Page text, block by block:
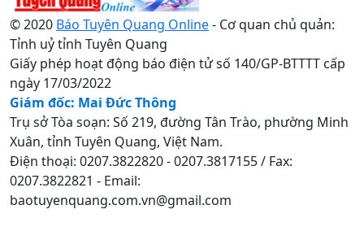
© 2020 Báo Tuyên Quang Online- Cơ quan chủ quản:
Tỉnh uỷ tỉnh Tuyên Quang
Giấy phép hoạt động báo điện tử số 140/GP-BTTTT cấp
ngày 17/03/2022
Giám đốc: Mai Đức Thông
Trụ sở Tòa soạn: Số 219, đường Tân Trào, phường Minh
Xuân, tỉnh Tuyên Quang, Việt Nam.
Điện thoại: 0207.3822820 - 0207.3817155 / Fax:
0207.3822821 - Email:
baotuyenquang.com.vn@gmail.com